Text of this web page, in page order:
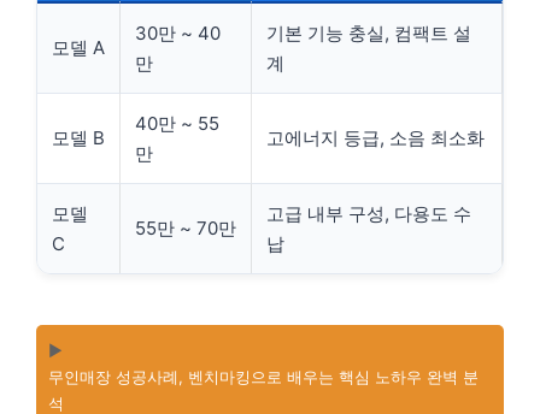
모델 A
30만 ~ 40
만
기본 기능 충실, 컴팩트 설
계
모델 B
40만 ~ 55
만
고에너지 등급, 소음 최소화
모델
C
55만 ~ 70만
고급 내부 구성, 다용도 수
납
▶️
무인매장 성공사례, 벤치마킹으로 배우는 핵심 노하우 완벽 분
석